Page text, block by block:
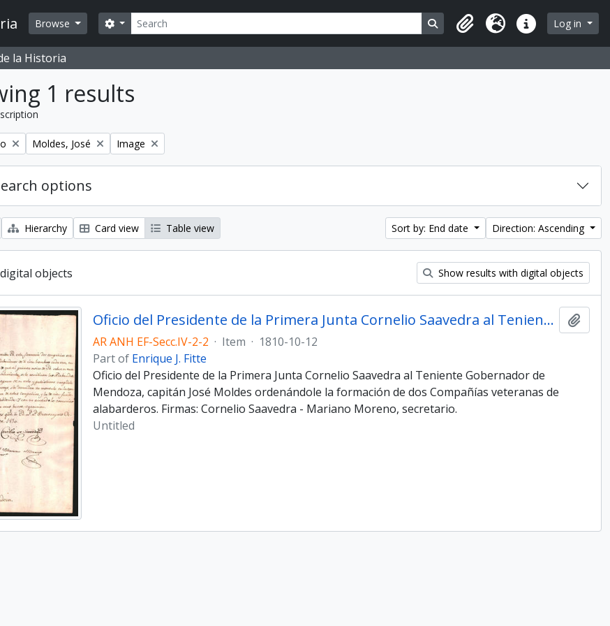
Browse Search
Search options Search in browse page
ClipboardLanguageQuick linksLog in
la Historia
1 results
Remove filter:
Moldes, José Remove filter:
Image
options
Hierarchy Card view Table view Sort by: End date Direction: Ascending
objects Show results with digital objects
Oficio del Presidente de la Primera Junta Cornelio Saavedra al Teniente Gobernador de Mendoza, capitán José Moldes
AR ANH EF-Secc.IV-2-2 · Item · 1810-10-12
Part of Enrique J. Fitte
Oficio del Presidente de la Primera Junta Cornelio Saavedra al Teniente Gobernador de
Mendoza, capitán José Moldes ordenándole la formación de dos Compañías veteranas de
alabarderos. Firmas: Cornelio Saavedra - Mariano Moreno, secretario.
Untitled